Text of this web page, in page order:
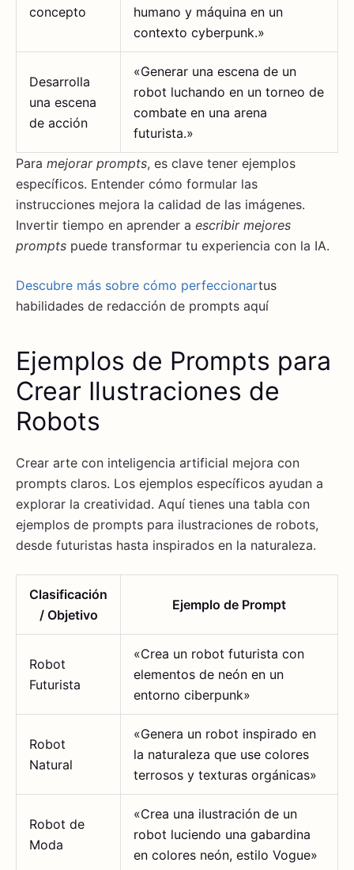
concepto
humano y máquina en un
contexto cyberpunk.»
Desarrolla
una escena
de acción
«Generar una escena de un
robot luchando en un torneo de
combate en una arena
futurista.»
Para mejorar prompts, es clave tener ejemplos
específicos. Entender cómo formular las
instrucciones mejora la calidad de las imágenes.
Invertir tiempo en aprender a escribir mejores
prompts puede transformar tu experiencia con la IA.
Descubre más sobre cómo perfeccionartus
habilidades de redacción de prompts aquí
Ejemplos de Prompts para
Crear Ilustraciones de
Robots
Crear arte con inteligencia artificial mejora con
prompts claros. Los ejemplos específicos ayudan a
explorar la creatividad. Aquí tienes una tabla con
ejemplos de prompts para ilustraciones de robots,
desde futuristas hasta inspirados en la naturaleza.
Clasificación
/ Objetivo
Ejemplo de Prompt
Robot
Futurista
«Crea un robot futurista con
elementos de neón en un
entorno ciberpunk»
Robot
Natural
«Genera un robot inspirado en
la naturaleza que use colores
terrosos y texturas orgánicas»
Robot de
Moda
«Crea una ilustración de un
robot luciendo una gabardina
en colores neón, estilo Vogue»